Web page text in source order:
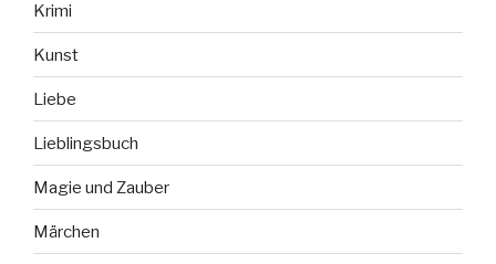
Krimi
Kunst
Liebe
Lieblingsbuch
Magie und Zauber
Märchen